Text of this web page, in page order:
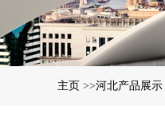
主页 >>河北产品展示